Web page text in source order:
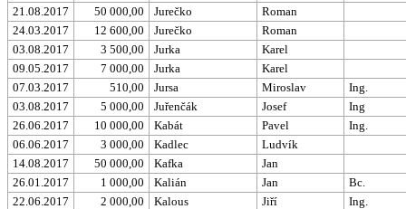
21.08.2017
50 000,00 Jurečko
Roman
24.03.2017
12 600,00 Jurečko
Roman
03.08.2017
3 500,00 Jurka
Karel
09.05.2017
7 000,00 Jurka
Karel
07.03.2017
510,00 Jursa Miroslav
Ing.
03.08.2017
5 000,00 Juřenčák Josef
Ing
26.06.2017
10 000,00 Kabát Pavel
Ing.
06.06.2017
3 000,00 Kadlec
Ludvík
14.08.2017
50 000,00 Kafka
Jan
26.01.2017
1 000,00 Kalián Jan
Bc.
22.06.2017
2 000,00 Kalous Jiří
Ing.